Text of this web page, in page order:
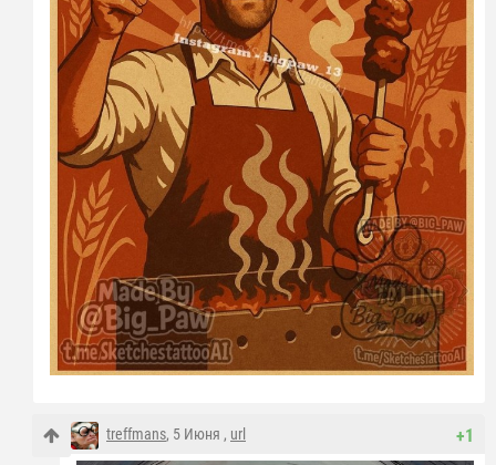
+1
treffmans, 5 Июня , url